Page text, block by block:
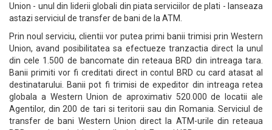
Union - unul din liderii globali din piata serviciilor de plati - lanseaza
astazi serviciul de transfer de bani de la ATM.
Prin noul serviciu, clientii vor putea primi banii trimisi prin Western
Union, avand posibilitatea sa efectueze tranzactia direct la unul
din cele 1.500 de bancomate din reteaua BRD din intreaga tara.
Banii primiti vor fi creditati direct in contul BRD cu card atasat al
destinatarului. Banii pot fi trimisi de expeditor din intreaga retea
globala a Western Union de aproximativ 520.000 de locatii ale
Agentilor, din 200 de tari si teritorii sau din Romania. Serviciul de
transfer de bani Western Union direct la ATM-urile din reteaua